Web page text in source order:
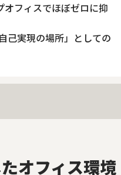
フィスでほぼゼロに抑
己実現の場所」としての
オフィス環境